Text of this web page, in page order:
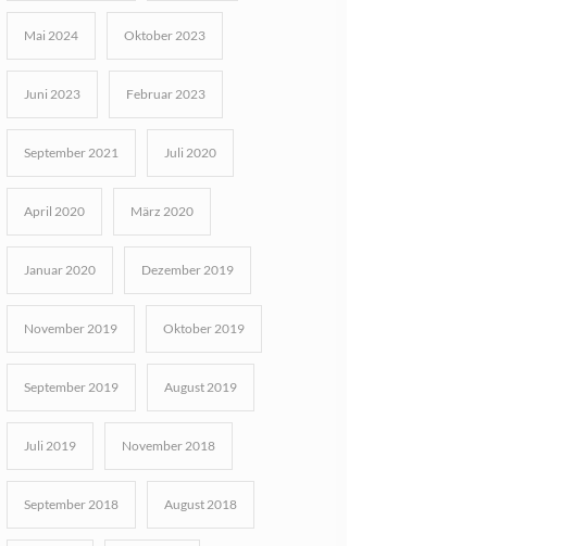
Mai 2024 Oktober 2023
Juni 2023 Februar 2023
September 2021 Juli 2020
April 2020 März 2020
Januar 2020 Dezember 2019
November 2019 Oktober 2019
September 2019 August 2019
Juli 2019 November 2018
September 2018 August 2018